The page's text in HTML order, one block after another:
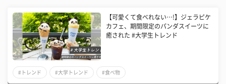
【可愛くて食べれない…!】ジェラピケ
カフェ、期間限定のパンダスイーツに
癒された #大学生トレンド
#トレンド #大学トレンド #食べ物